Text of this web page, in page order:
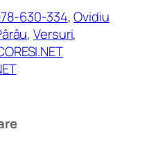
630-334, Ovidiu
, Versuri